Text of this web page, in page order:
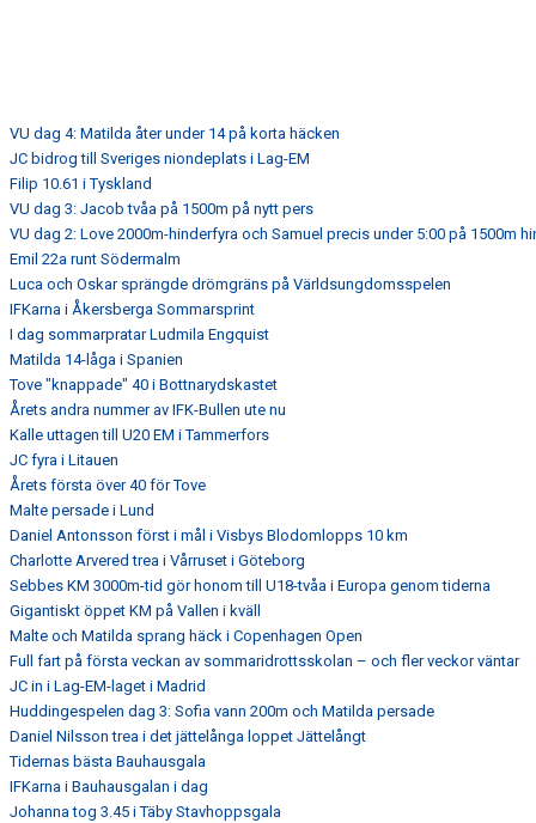
VU dag 4: Matilda åter under 14 på korta häcken
JC bidrog till Sveriges niondeplats i Lag-EM
Filip 10.61 i Tyskland
VU dag 3: Jacob tvåa på 1500m på nytt pers
VU dag 2: Love 2000m-hinderfyra och Samuel precis under 5:00 på 1500m
Emil 22a runt Södermalm
Luca och Oskar sprängde drömgräns på Världsungdomsspelen
IFKarna i Åkersberga Sommarsprint
I dag sommarpratar Ludmila Engquist
Matilda 14-låga i Spanien
Tove "knappade" 40 i Bottnarydskastet
Årets andra nummer av IFK-Bullen ute nu
Kalle uttagen till U20 EM i Tammerfors
JC fyra i Litauen
Årets första över 40 för Tove
Malte persade i Lund
Daniel Antonsson först i mål i Visbys Blodomlopps 10 km
Charlotte Arvered trea i Vårruset i Göteborg
Sebbes KM 3000m-tid gör honom till U18-tvåa i Europa genom tiderna
Gigantiskt öppet KM på Vallen i kväll
Malte och Matilda sprang häck i Copenhagen Open
Full fart på första veckan av sommaridrottsskolan – och fler veckor väntar
JC in i Lag-EM-laget i Madrid
Huddingespelen dag 3: Sofia vann 200m och Matilda persade
Daniel Nilsson trea i det jättelånga loppet Jättelångt
Tidernas bästa Bauhausgala
IFKarna i Bauhausgalan i dag
Johanna tog 3.45 i Täby Stavhoppsgala